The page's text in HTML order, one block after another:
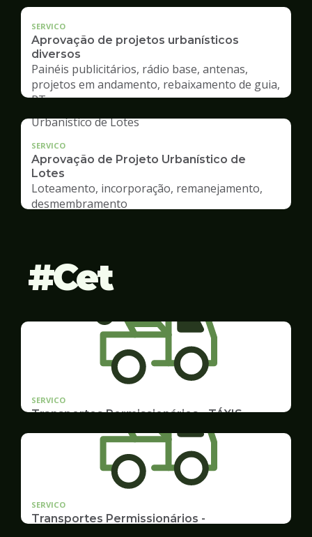
SERVICO
Aprovação de projetos urbanísticos
diversos
Painéis publicitários, rádio base, antenas,
projetos em andamento, rebaixamento de guia,
RT
SERVICO
Aprovação de Projeto Urbanístico de
Lotes
Loteamento, incorporação, remanejamento,
desmembramento
Cet
SERVICO
Transportes Permissionários - TÁXIS
SERVICO
Transportes Permissionários -